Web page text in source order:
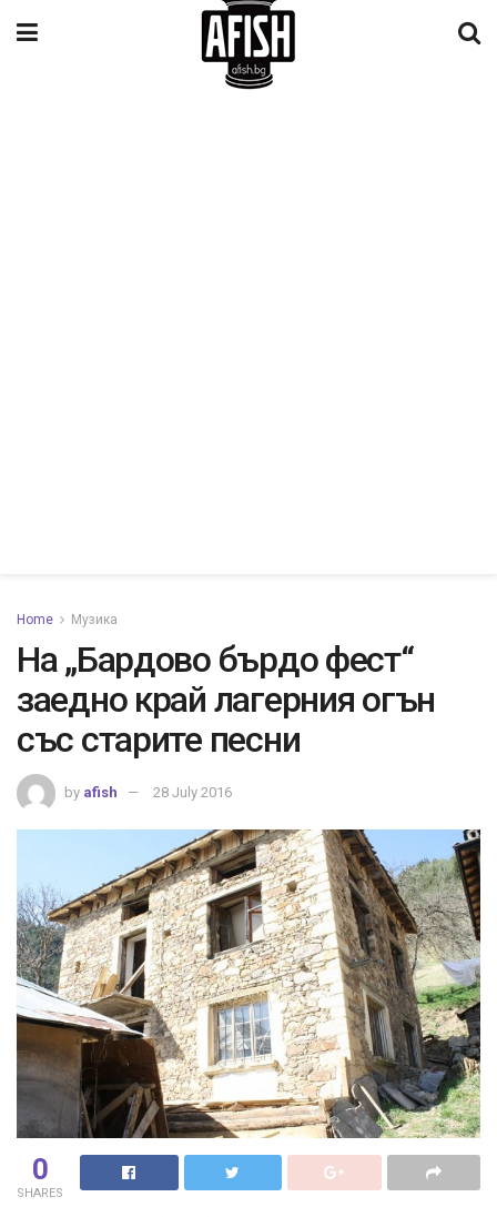
Home Музика
На „Бардово бърдо фест“
заедно край лагерния огън
със старите песни
by afish 28 July 2016
0
SHARES